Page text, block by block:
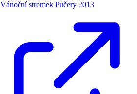
Vánoční stromek Pučery 2013